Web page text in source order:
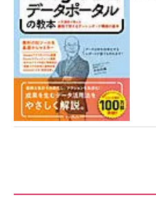
7月31日 10:00